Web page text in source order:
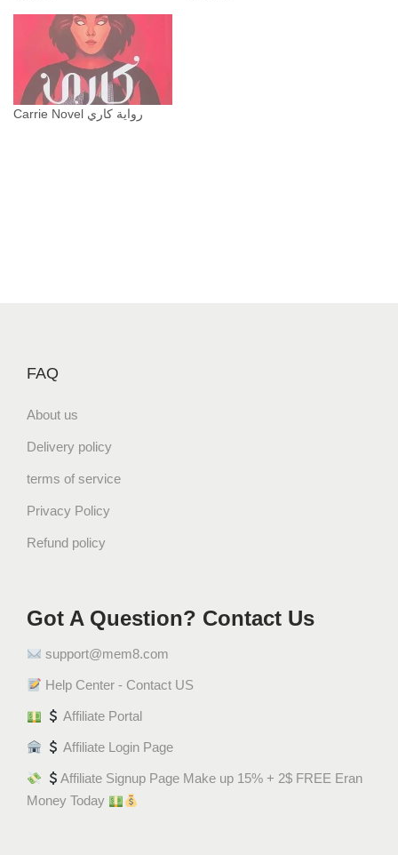
Carrie Novel رواية كاري
FAQ
About us
Delivery policy
terms of service
Privacy Policy
Refund policy
Got A Question? Contact Us
support@mem8.com
Help Center - Contact US
Affiliate Portal
Affiliate Login Page
Affiliate Signup Page Make up 15% + 2$ FREE Eran
Money Today